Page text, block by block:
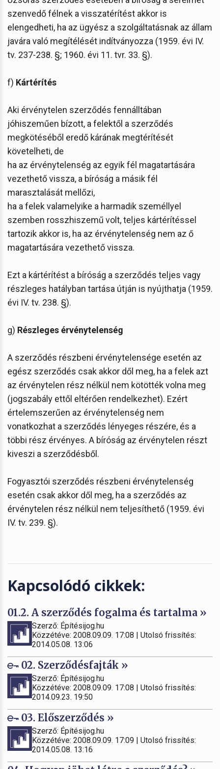
szenvedő félnek a visszatérítést akkor is
elengedheti, ha az ügyész a szolgáltatásnak az állam
javára való megítélését indítványozza (1959. évi IV.
tv. 237-238. §; 1960. évi 11. tvr. 33. §).
f) Kártérítés
Aki érvénytelen szerződés fennálltában
jóhiszeműen bízott, a felektől a szerződés
megkötéséből eredő kárának megtérítését
követelheti, de
ha az érvénytelenség az egyik fél magatartására
vezethető vissza, a bíróság a másik fél
marasztalását mellőzi,
ha a felek valamelyike a harmadik személlyel
szemben rosszhiszemű volt, teljes kártérítéssel
tartozik akkor is, ha az érvénytelenség nem az ő
magatartására vezethető vissza.
Ezt a kártérítést a bíróság a szerződés teljes vagy
részleges hatályban tartása útján is nyújthatja (1959.
évi IV. tv. 238. §).
g) Részleges érvénytelenség
A szerződés részbeni érvénytelensége esetén az
egész szerződés csak akkor dől meg, ha a felek azt
az érvénytelen rész nélkül nem kötötték volna meg
(jogszabály ettől eltérően rendelkezhet). Ezért
értelemszerűen az érvénytelenség nem
vonatkozhat a szerződés lényeges részére, és a
többi rész érvényes. A bíróság az érvénytelen részt
kiveszi a szerződésből.
Fogyasztói szerződés részbeni érvénytelenség
esetén csak akkor dől meg, ha a szerződés az
érvénytelen rész nélkül nem teljesíthető (1959. évi
IV. tv. 239. §).
Kapcsolódó cikkek:
01.2. A szerződés fogalma és tartalma »
Szerző: Építésijog.hu
Közzétéve: 2008.09.09. 17:08 | Utolsó frissítés:
2014.05.08. 13:06
02. Szerződésfajták »
Szerző: Építésijog.hu
Közzétéve: 2008.09.09. 17:08 | Utolsó frissítés:
2014.09.23. 19:50
03. Előszerződés »
Szerző: Építésijog.hu
Közzétéve: 2008.09.09. 17:09 | Utolsó frissítés:
2014.05.08. 13:16